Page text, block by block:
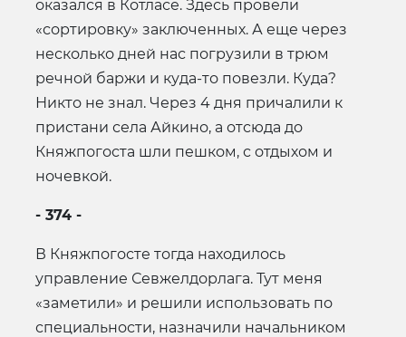
оказался в Котласе. Здесь провели
«сортировку» заключенных. А еще через
несколько дней нас погрузили в трюм
речной баржи и куда-то повезли. Куда?
Никто не знал. Через 4 дня причалили к
пристани села Айкино, а отсюда до
Княжпогоста шли пешком, с отдыхом и
ночевкой.
- 374 -
В Княжпогосте тогда находилось
управление Севжелдорлага. Тут меня
«заметили» и решили использовать по
специальности, назначили начальником